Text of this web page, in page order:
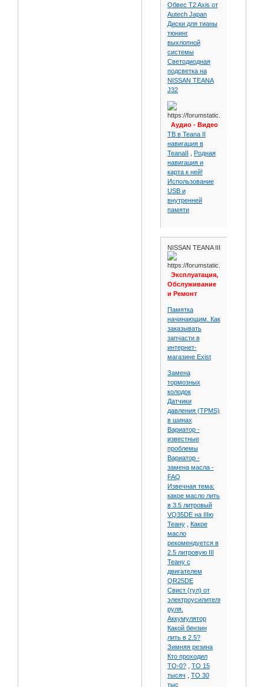
Обвес T2 Axis от
Autech Japan
Диски для тианы
тюнинг
выхлопной
системы
Светодиодная
подсветка на
NISSAN TEANA
J32
Аудио - Видео
ТВ в Teana II
навигация в
TeanaII
Родная
навигация и
карта к ней!
Использование
USB и
внутренней
памяти
NISSAN TEANA III
Эксплуатация,
Обслуживание
и Ремонт
Памятка
начинающим. Как
заказывать
запчасти в
интернет-
магазине Exist
Замена
тормозных
колодок
Датчики
давления (TPMS)
в шинах
Вариатор -
известные
проблемы
Вариатор -
замена масла -
FAQ
Извечная тема:
какое масло лить
в 3.5 литровый
VQ35DE на IIIю
Теану,
Какое
масло
рекомендуется в
2.5 литровую III
Теану с
двигателем
QR25DE
Свист (гул) от
электроусилителя
руля.
Аккумулятор
Какой бензин
лить в 2.5?
Зимняя резина
Кто проходил
ТО-0?, ТО 15
тысяч
ТО 30
тыс